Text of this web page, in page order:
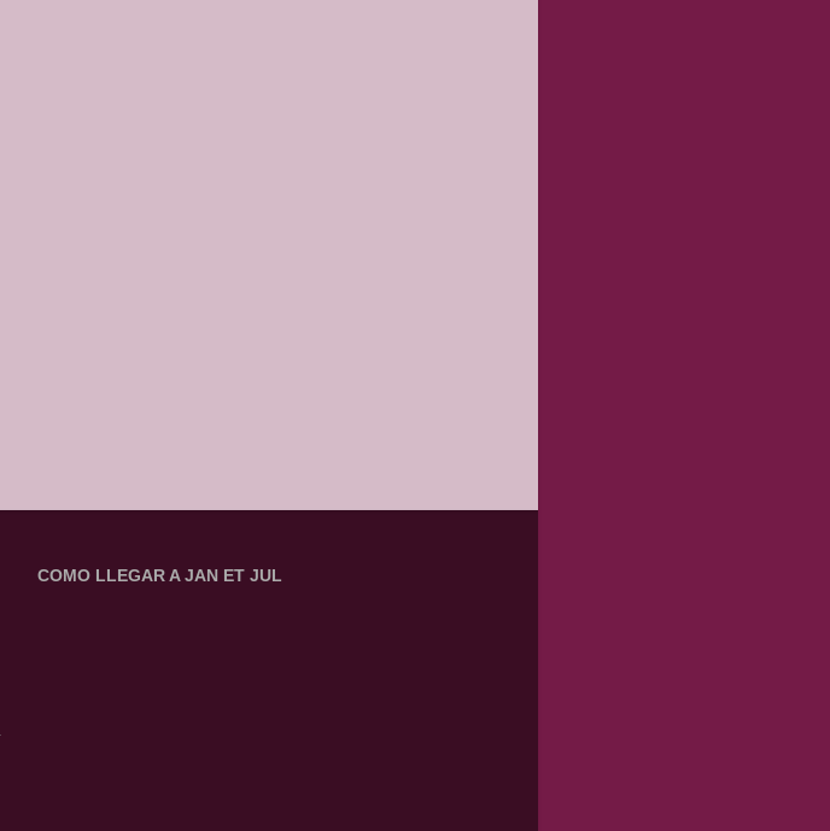
COMO LLEGAR A JAN ET JUL